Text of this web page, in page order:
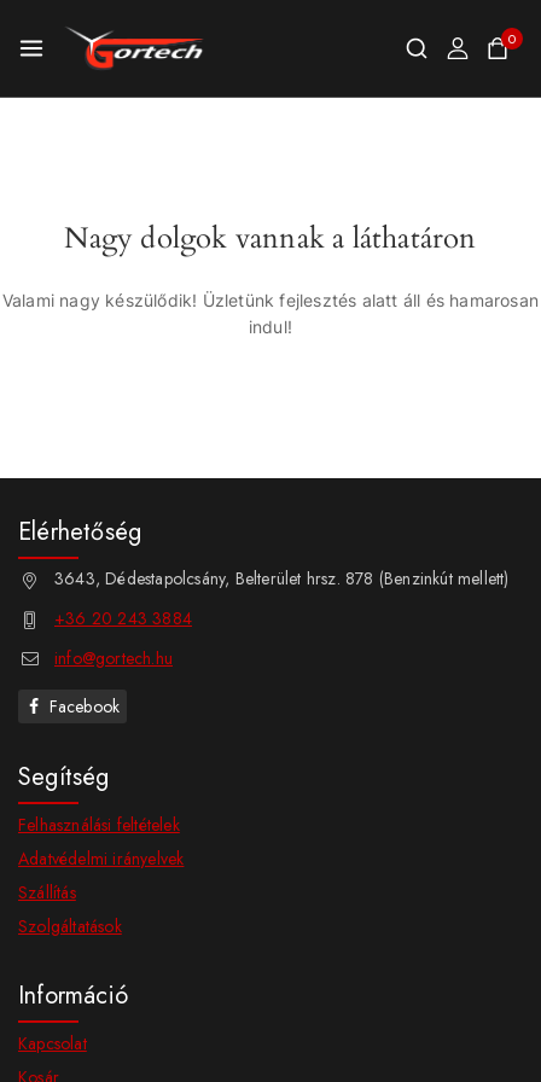
0
Nagy dolgok vannak a láthatáron
Valami nagy készülődik! Üzletünk fejlesztés alatt áll és hamarosan
indul!
Elérhetőség
3643, Dédestapolcsány, Belterület hrsz. 878 (Benzinkút mellett)
+36 20 243 3884
info@gortech.hu
Facebook
Segítség
Felhasználási feltételek
Adatvédelmi irányelvek
Szállítás
Szolgáltatások
Információ
Kapcsolat